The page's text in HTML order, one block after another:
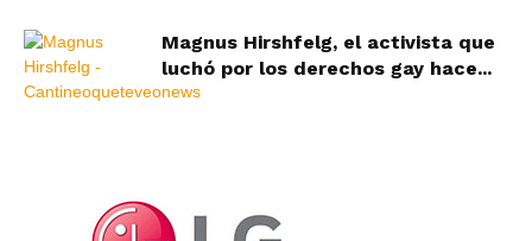
Magnus Hirshfelg, el activista que
luchó por los derechos gay hace...